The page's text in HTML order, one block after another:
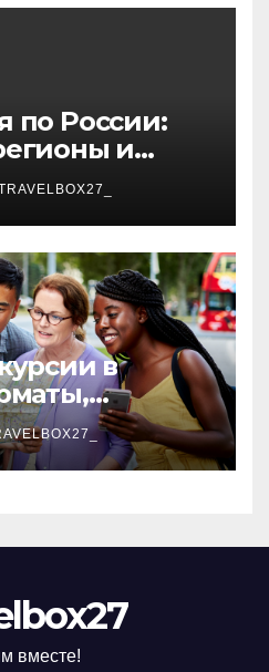
по России:
и
в
вместе!